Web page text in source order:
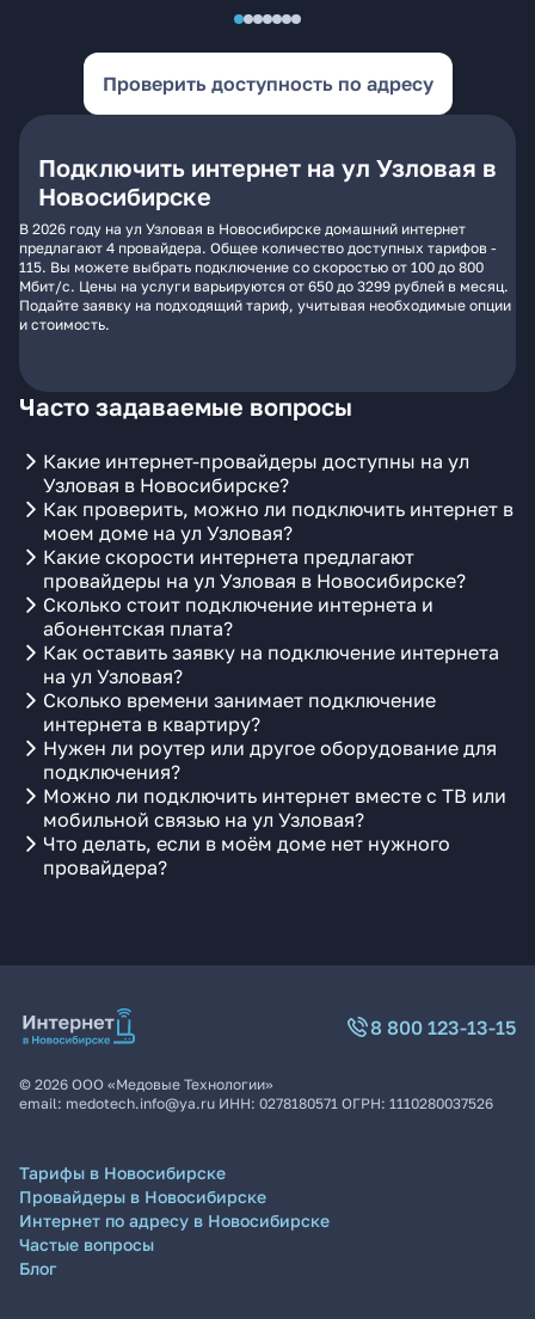
Проверить доступность по адресу
Подключить интернет на ул Узловая в
Новосибирске
В 2026 году на ул Узловая в Новосибирске домашний интернет
предлагают 4 провайдера. Общее количество доступных тарифов -
115. Вы можете выбрать подключение со скоростью от 100 до 800
Мбит/с. Цены на услуги варьируются от 650 до 3299 рублей в месяц.
Подайте заявку на подходящий тариф, учитывая необходимые опции
и стоимость.
Часто задаваемые вопросы
Какие интернет-провайдеры доступны на ул
Узловая в Новосибирске?
Как проверить, можно ли подключить интернет в
моем доме на ул Узловая?
Какие скорости интернета предлагают
провайдеры на ул Узловая в Новосибирске?
Сколько стоит подключение интернета и
абонентская плата?
Как оставить заявку на подключение интернета
на ул Узловая?
Сколько времени занимает подключение
интернета в квартиру?
Нужен ли роутер или другое оборудование для
подключения?
Можно ли подключить интернет вместе с ТВ или
мобильной связью на ул Узловая?
Что делать, если в моём доме нет нужного
провайдера?
8 800 123-13-15
© 2026 ООО «Медовые Технологии»
email: medotech.info@ya.ru ИНН: 0278180571 ОГРН: 1110280037526
Тарифы в Новосибирске
Провайдеры в Новосибирске
Интернет по адресу в Новосибирске
Частые вопросы
Блог